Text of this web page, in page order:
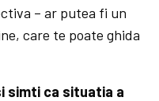
– ar putea fi un
care te poate ghida
simti ca situatia a